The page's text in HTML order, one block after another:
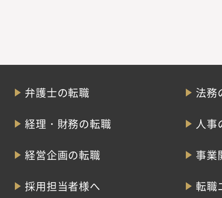
弁護士の転職 法務
経理・財務の転職 人事
経営企画の転職 事業
採用担当者様へ 転職